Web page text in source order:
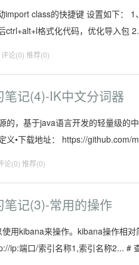
class的快捷键 设置如下：
格式化代码，优化导入包
评论(0) 推荐(0)
记(4)-IK中文分词器
，基于java语言开发的轻量级的
义•下载地址： https://github.com/
论(0) 推荐(0)
记(3)-常用的操作
用kibana来操作。kibana操作相
ip:端口/索引名称1,索引名称2... #